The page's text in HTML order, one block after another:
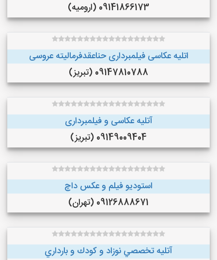
09141866173 (ارومیه)
اتلیه عکاسی فیلمبرداری حناعقدفرمالیته عروسی
09147810788 (تبریز)
آتلیه عکاسی و فیلمبرداری
09149009404 (تبریز)
استودیو فیلم و عکس داچ
09126888671 (تهران)
آتليه تخصصي نوزاد و كودك و بارداري